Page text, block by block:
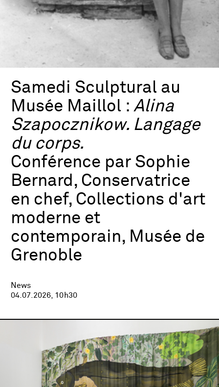
Samedi Sculptural au
Musée Maillol :Alina
Szapocznikow. Langage
du corps.
Conférence par Sophie
Bernard, Conservatrice
en chef, Collections d'art
moderne et
contemporain, Musée de
Grenoble
News
04.07.2026, 10h30